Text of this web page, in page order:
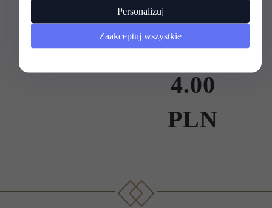
4.00
PLN
Personalizuj
Zaakceptuj wszystkie